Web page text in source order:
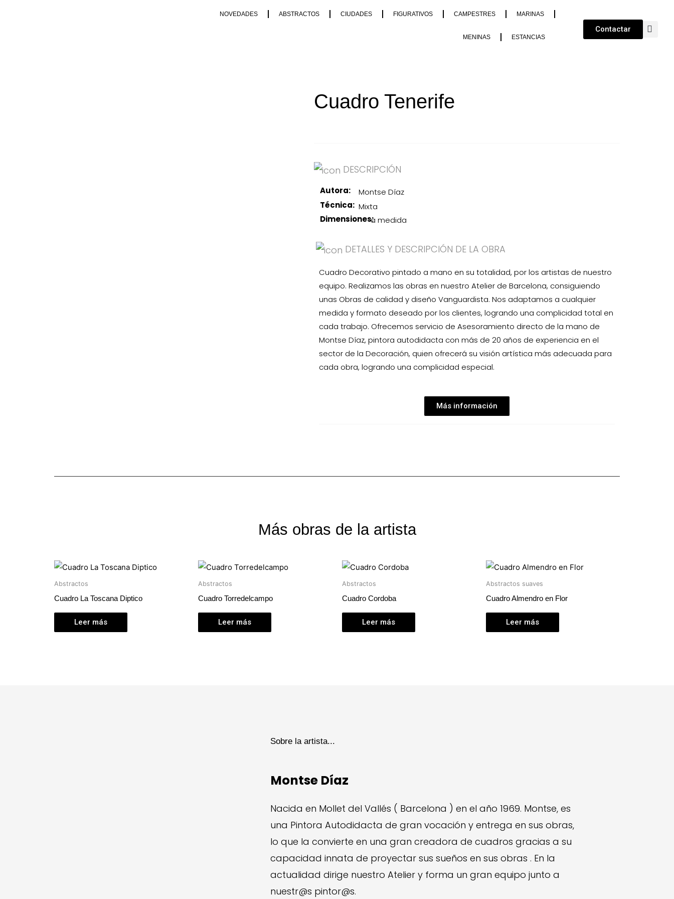
NOVEDADES ABSTRACTOS CIUDADES FIGURATIVOS CAMPESTRES MARINAS
MENINAS ESTANCIAS
Contactar
Cuadro Tenerife
DESCRIPCIÓN
Autora:
Técnica:
Dimensiones:
Montse Díaz
Mixta
a medida
DETALLES Y DESCRIPCIÓN DE LA OBRA
Cuadro Decorativo pintado a mano en su totalidad, por los artistas de nuestro
equipo. Realizamos las obras en nuestro Atelier de Barcelona, consiguiendo
unas Obras de calidad y diseño Vanguardista. Nos adaptamos a cualquier
medida y formato deseado por los clientes, logrando una complicidad total en
cada trabajo. Ofrecemos servicio de Asesoramiento directo de la mano de
Montse Díaz, pintora autodidacta con más de 20 años de experiencia en el
sector de la Decoración, quien ofrecerá su visión artística más adecuada para
cada obra, logrando una complicidad especial.
Más información
Más obras de la artista
Abstractos
Cuadro La Toscana Diptico
Leer más
Abstractos
Cuadro Torredelcampo
Leer más
Abstractos
Cuadro Cordoba
Leer más
Abstractos suaves
Cuadro Almendro en Flor
Leer más
Sobre la artista...
Montse Díaz
Nacida en Mollet del Vallés ( Barcelona ) en el año 1969. Montse, es
una Pintora Autodidacta de gran vocación y entrega en sus obras,
lo que la convierte en una gran creadora de cuadros gracias a su
capacidad innata de proyectar sus sueños en sus obras . En la
actualidad dirige nuestro Atelier y forma un gran equipo junto a
nuestr@s pintor@s.